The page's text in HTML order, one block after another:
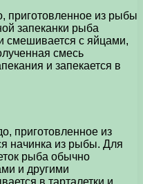
приготовленное из рыбы
запеканки рыба
смешивается с яйцами,
смесь
и запекается в
приготовленное из
начинка из рыбы. Для
рыба обычно
и другими